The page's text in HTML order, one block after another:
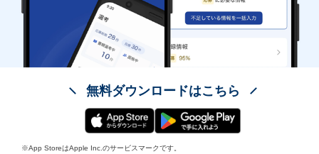
無料ダウンロードはこちら
※App StoreはApple Inc.のサービスマークです。